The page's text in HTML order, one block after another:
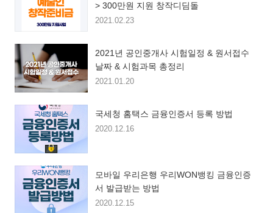
> 300만원 지원 창작디딤돌
2021.02.23
2021년 공인중개사 시험일정 & 원서접수
날짜 & 시험과목 총정리
2021.01.20
국세청 홈택스 금융인증서 등록 방법
2020.12.16
모바일 우리은행 우리WON뱅킹 금융인증
서 발급받는 방법
2020.12.15